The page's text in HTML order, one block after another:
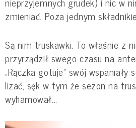
zmieniać. Poza jednym
Są nim truskawki. To właśnie z
przyrządził swego czasu na
„Rączka gotuje” swój wspaniały
lizać, sęk w tym że sezon na
wyhamował...